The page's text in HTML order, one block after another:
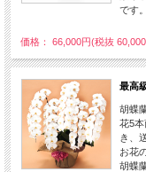
です。
価格： 66,000円(税抜
最高
胡蝶
花5
き、
お花
胡蝶